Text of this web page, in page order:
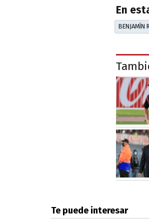
En
BENJAMÍN